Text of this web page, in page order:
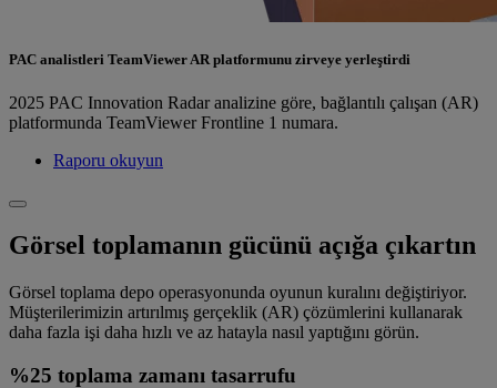
PAC analistleri TeamViewer AR platformunu zirveye yerleştirdi
2025 PAC Innovation Radar analizine göre, bağlantılı çalışan (AR)
platformunda TeamViewer Frontline 1 numara.
Raporu okuyun
Görsel toplamanın gücünü açığa çıkartın
Görsel toplama depo operasyonunda oyunun kuralını değiştiriyor.
Müşterilerimizin artırılmış gerçeklik (AR) çözümlerini kullanarak
daha fazla işi daha hızlı ve az hatayla nasıl yaptığını görün.
%25 toplama zamanı tasarrufu